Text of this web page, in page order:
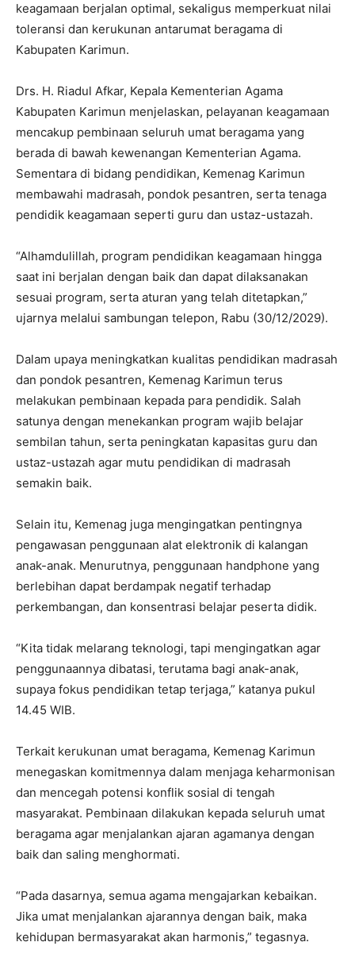
keagamaan berjalan optimal, sekaligus memperkuat nilai
toleransi dan kerukunan antarumat beragama di
Kabupaten Karimun.
Drs. H. Riadul Afkar, Kepala Kementerian Agama
Kabupaten Karimun menjelaskan, pelayanan keagamaan
mencakup pembinaan seluruh umat beragama yang
berada di bawah kewenangan Kementerian Agama.
Sementara di bidang pendidikan, Kemenag Karimun
membawahi madrasah, pondok pesantren, serta tenaga
pendidik keagamaan seperti guru dan ustaz-ustazah.
“Alhamdulillah, program pendidikan keagamaan hingga
saat ini berjalan dengan baik dan dapat dilaksanakan
sesuai program, serta aturan yang telah ditetapkan,”
ujarnya melalui sambungan telepon, Rabu (30/12/2029).
Dalam upaya meningkatkan kualitas pendidikan madrasah
dan pondok pesantren, Kemenag Karimun terus
melakukan pembinaan kepada para pendidik. Salah
satunya dengan menekankan program wajib belajar
sembilan tahun, serta peningkatan kapasitas guru dan
ustaz-ustazah agar mutu pendidikan di madrasah
semakin baik.
Selain itu, Kemenag juga mengingatkan pentingnya
pengawasan penggunaan alat elektronik di kalangan
anak-anak. Menurutnya, penggunaan handphone yang
berlebihan dapat berdampak negatif terhadap
perkembangan, dan konsentrasi belajar peserta didik.
“Kita tidak melarang teknologi, tapi mengingatkan agar
penggunaannya dibatasi, terutama bagi anak-anak,
supaya fokus pendidikan tetap terjaga,” katanya pukul
14.45 WIB.
Terkait kerukunan umat beragama, Kemenag Karimun
menegaskan komitmennya dalam menjaga keharmonisan
dan mencegah potensi konflik sosial di tengah
masyarakat. Pembinaan dilakukan kepada seluruh umat
beragama agar menjalankan ajaran agamanya dengan
baik dan saling menghormati.
“Pada dasarnya, semua agama mengajarkan kebaikan.
Jika umat menjalankan ajarannya dengan baik, maka
kehidupan bermasyarakat akan harmonis,” tegasnya.